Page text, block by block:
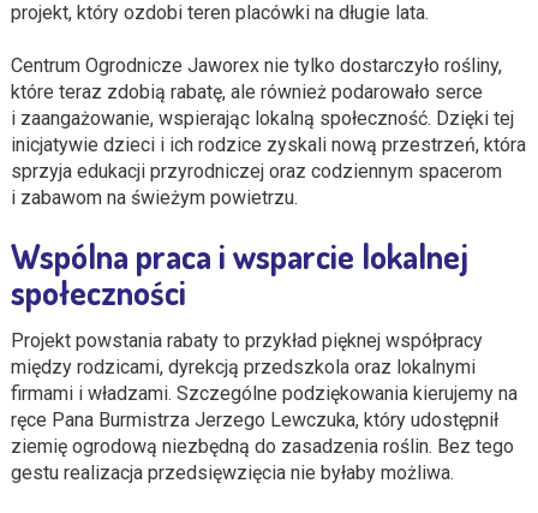
projekt, który ozdobi teren placówki na długie lata.
Centrum Ogrodnicze Jaworex nie tylko dostarczyło rośliny,
które teraz zdobią rabatę, ale również podarowało serce
i zaangażowanie, wspierając lokalną społeczność. Dzięki tej
inicjatywie dzieci i ich rodzice zyskali nową przestrzeń, która
sprzyja edukacji przyrodniczej oraz codziennym spacerom
i zabawom na świeżym powietrzu.
Wspólna praca i wsparcie lokalnej
społeczności
Projekt powstania rabaty to przykład pięknej współpracy
między rodzicami, dyrekcją przedszkola oraz lokalnymi
firmami i władzami. Szczególne podziękowania kierujemy na
ręce Pana Burmistrza Jerzego Lewczuka, który udostępnił
ziemię ogrodową niezbędną do zasadzenia roślin. Bez tego
gestu realizacja przedsięwzięcia nie byłaby możliwa.